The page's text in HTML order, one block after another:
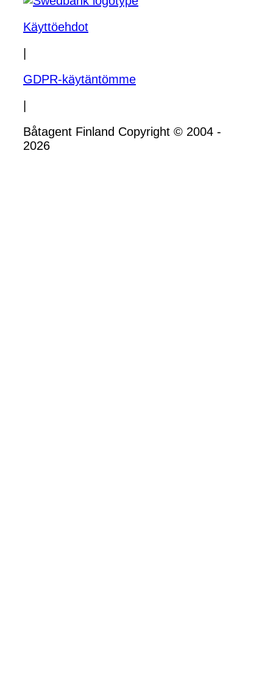
Käyttöehdot
GDPR-käytäntömme
Båtagent Finland Copyright © 2004 -
2026